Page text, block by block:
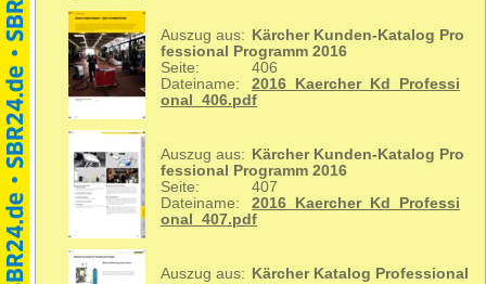
Auszug aus:
Kärcher Kunden-Katalog Pro
fessional Programm 2016
Seite:
406
Dateiname:
2016_Kaercher_Kd_Professi
onal_406.pdf
Auszug aus:
Kärcher Kunden-Katalog Pro
fessional Programm 2016
Seite:
407
Dateiname:
2016_Kaercher_Kd_Professi
onal_407.pdf
Auszug aus:
Kärcher Katalog Professional